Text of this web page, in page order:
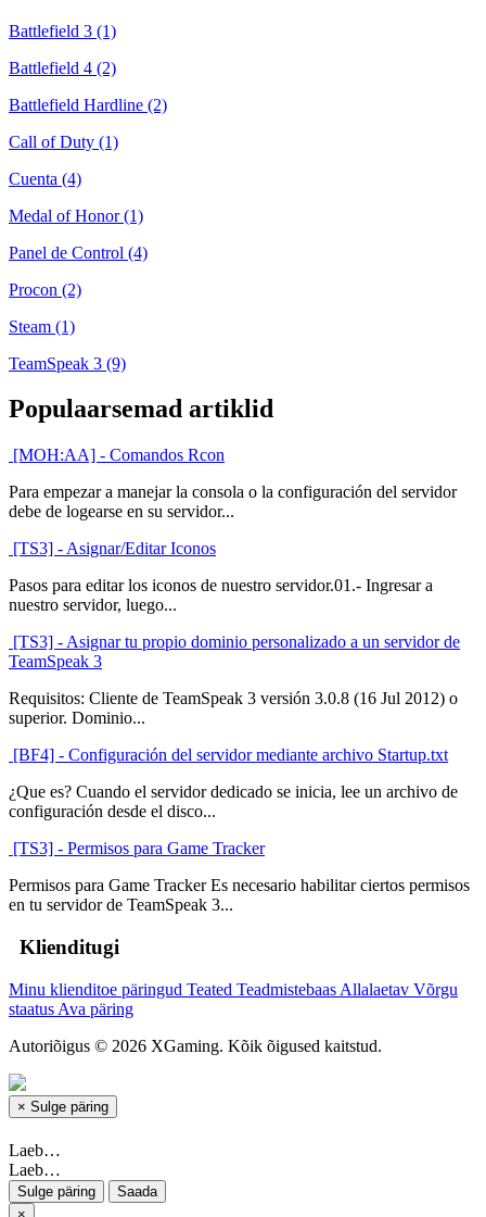
Battlefield 3 (1)
Battlefield 4 (2)
Battlefield Hardline (2)
Call of Duty (1)
Cuenta (4)
Medal of Honor (1)
Panel de Control (4)
Procon (2)
Steam (1)
TeamSpeak 3 (9)
Populaarsemad artiklid
[MOH:AA] - Comandos Rcon
Para empezar a manejar la consola o la configuración del servidor
debe de logearse en su servidor...
[TS3] - Asignar/Editar Iconos
Pasos para editar los iconos de nuestro servidor.01.- Ingresar a
nuestro servidor, luego...
[TS3] - Asignar tu propio dominio personalizado a un servidor de
TeamSpeak 3
Requisitos: Cliente de TeamSpeak 3 versión 3.0.8 (16 Jul 2012) o
superior. Dominio...
[BF4] - Configuración del servidor mediante archivo Startup.txt
¿Que es? Cuando el servidor dedicado se inicia, lee un archivo de
configuración desde el disco...
[TS3] - Permisos para Game Tracker
Permisos para Game Tracker Es necesario habilitar ciertos permisos
en tu servidor de TeamSpeak 3...
Klienditugi
Minu klienditoe päringud Teated Teadmistebaas Allalaetav Võrgu
staatus Ava päring
Autoriõigus © 2026 XGaming. Kõik õigused kaitstud.
× Sulge päring
Laeb…
Laeb…
Sulge päring
Saada